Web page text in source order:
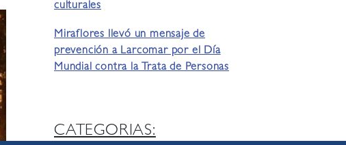
culturales
Miraflores llevó un mensaje de
prevención a Larcomar por el Día
Mundial contra la Trata de Personas
CATEGORIAS: